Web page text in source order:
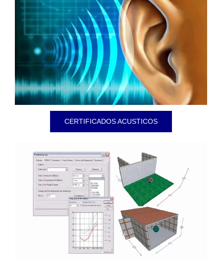
CERTIFICADOS ACUSTICOS